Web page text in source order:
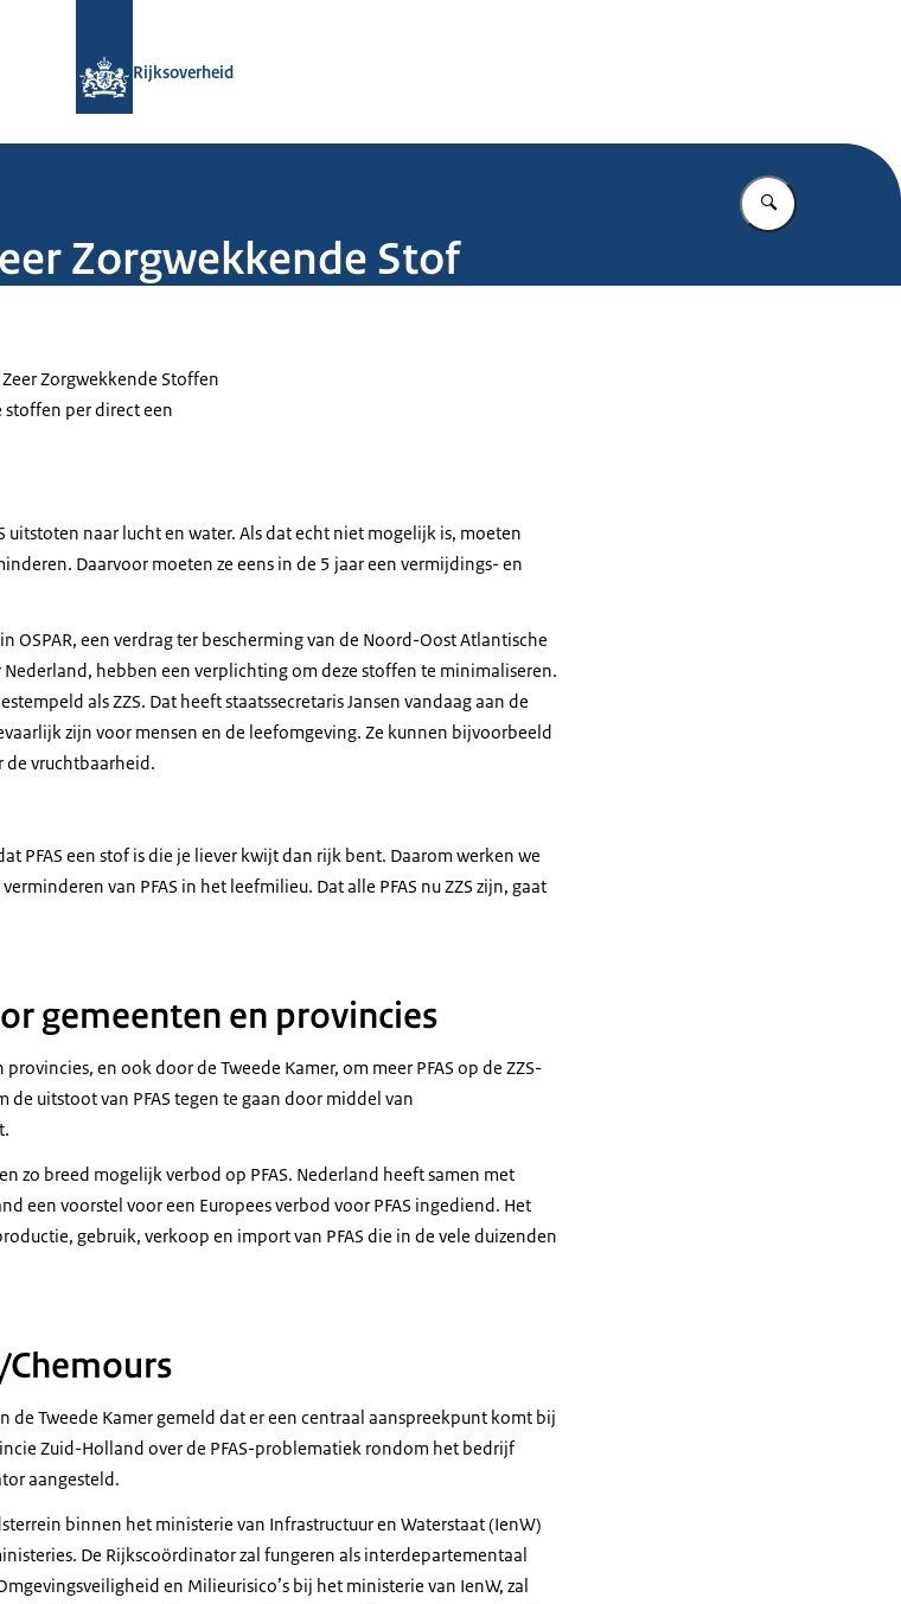
Rijksoverheid
Vul in wat u
Zorgwekkende Stof
Zorgwekkende Stoffen
stoffen per direct een
uitstoten naar lucht en water. Als dat echt niet mogelijk is, moeten
Daarvoor moeten ze eens in de 5 jaar een vermijdings- en
OSPAR, een verdrag ter bescherming van de Noord-Oost Atlantische
hebben een verplichting om deze stoffen te minimaliseren.
als ZZS. Dat heeft staatssecretaris Jansen vandaag aan de
zijn voor mensen en de leefomgeving. Ze kunnen bijvoorbeeld
de vruchtbaarheid.
PFAS een stof is die je liever kwijt dan rijk bent. Daarom werken we
van PFAS in het leefmilieu. Dat alle PFAS nu ZZS zijn, gaat
gemeenten en provincies
en ook door de Tweede Kamer, om meer PFAS op de ZZS-
uitstoot van PFAS tegen te gaan door middel van
zo breed mogelijk verbod op PFAS. Nederland heeft samen met
een voorstel voor een Europees verbod voor PFAS ingediend. Het
gebruik, verkoop en import van PFAS die in de vele duizenden
de Tweede Kamer gemeld dat er een centraal aanspreekpunt komt bij
Zuid-Holland over de PFAS-problematiek rondom het bedrijf
aangesteld.
binnen het ministerie van Infrastructuur en Waterstaat (IenW)
De Rijkscoördinator zal fungeren als interdepartementaal
en Milieurisico’s bij het ministerie van IenW, zal